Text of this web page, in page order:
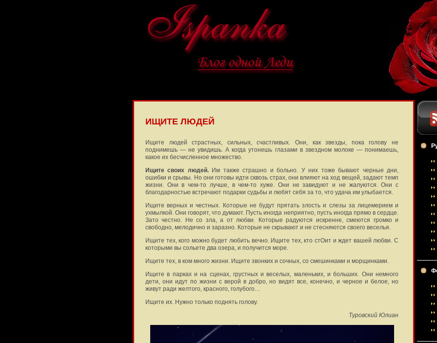
ИЩИТЕ ЛЮДЕЙ
Ищите людей страстных, сильных, счастливых. Они, как звезды, пока голову не
поднимешь — не увидишь. А когда утонешь глазами в звездном молоке — понимаешь,
какое их бесчисленное множество.
Ищите своих людей.Им также страшно и больно. У них тоже бывают черные дни,
ошибки и срывы. Но они готовы идти сквозь страх, они влияют на ход вещей, задают темп
жизни. Они в чем-то лучше, в чем-то хуже. Они не завидуют и не жалуются. Они с
благодарностью встречают подарки судьбы и любят себя за то, что удача им улыбается.
Ищите верных и честных. Которые не будут прятать злость и слезы за лицемерием и
ухмылкой. Они говорят, что думают. Пусть иногда неприятно, пусть иногда прямо в сердце.
Зато честно. Не со зла, а от любви. Которые радуются искренне, смеются громко и
свободно, мелодично и заразно. Которые не скрывают и не стесняются своего веселья.
Ищите тех, кого можно будет любить вечно. Ищите тех, кто стОит и ждет вашей любви. С
которыми вы сольете два озера, и получится море.
Ищите тех, в ком много жизни. Ищите звонких и сочных, со смешинками и морщинками.
Ищите в парках и на сценах, грустных и веселых, маленьких, и больших. Они немного
дети, они идут по жизни с верой в добро, но видят все, конечно, и черное и белое, но
живут ради желтого, красного, голубого…
Ищите их. Нужно только поднять голову.
Туровский Юлиан